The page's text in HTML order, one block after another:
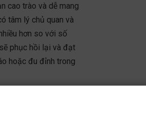
cao trào và dễ mang
tâm lý chủ quan và
hơn so với số
phục hồi lại và đạt
hoặc đu đỉnh trong
thị trường này,
và phó mặt cho